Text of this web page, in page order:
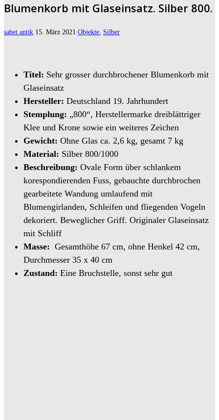
Blumenkorb mit Glaseinsatz. Silber 800.
sabet antik 15. März 2021 Objekte, Silber
Titel: Sehr grosser durchbrochener Blumenkorb mit
Glaseinsatz
Hersteller: Deutschland 19. Jahrhundert
Stemplung: „800“, Herstellermarke dreiblättriger
Klee und Krone sowie ein weiteres Zeichen
Gewicht: Ohne Glas ca. 2,6 kg, gesamt 7 kg
Material: Silber 800/1000
Beschreibung: Ovale Form über schlankem
korespondierenden Fuss, gebauchte durchbrochen
gearbeitete Wandung umlaufend mit
Blumengirlanden, Schleifen und fliegenden Vogeln
dekoriert. Beweglicher Griff. Originaler Glaseinsatz
mit Schliff
Masse: Gesamthöhe 67 cm, ohne Henkel 42 cm,
Durchmesser 35 x 40 cm
Zustand: Eine Bruchstelle, sonst sehr gut